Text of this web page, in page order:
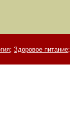
Здоровое питание;